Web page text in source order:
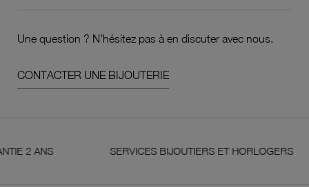
Une question ? N'hésitez pas à en discuter avec nous.
CONTACTER UNE BIJOUTERIE
SERVICES BIJOUTIERS ET HORLOGERS